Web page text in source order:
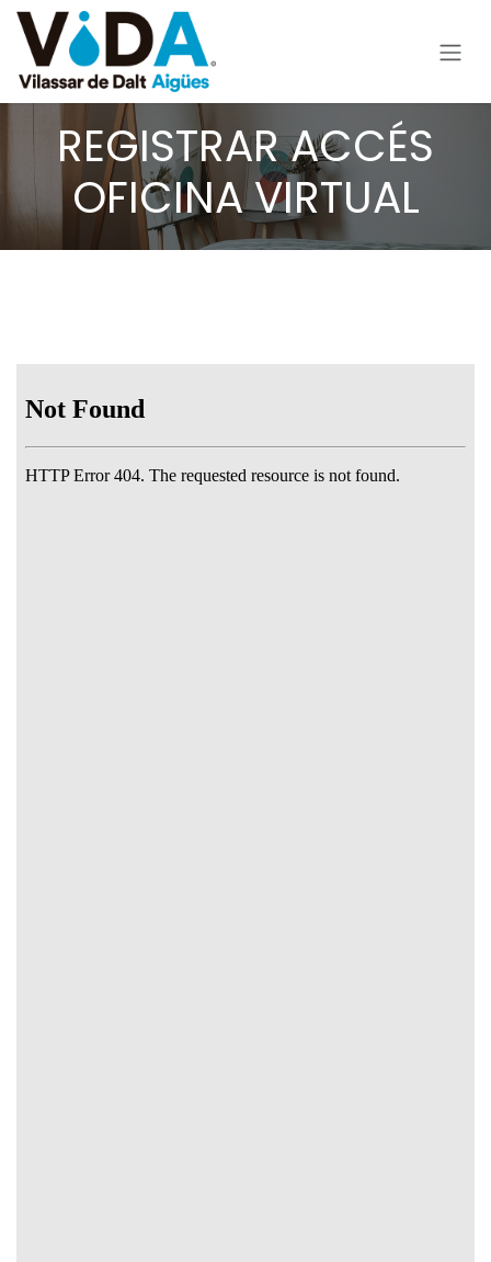
Ir al contenido
REGISTRAR ACCÉS
OFICINA VIRTUAL